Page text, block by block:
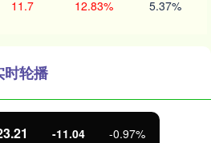
11.7 12.83% 5.37%
时轮播
-11.04 -0.97%